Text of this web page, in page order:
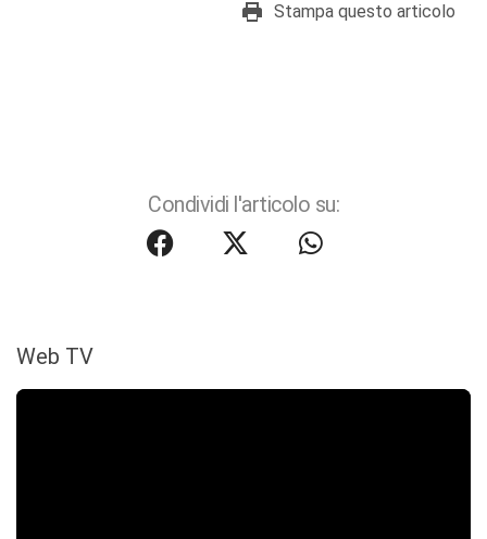
Stampa questo articolo
Condividi l'articolo su:
Web TV